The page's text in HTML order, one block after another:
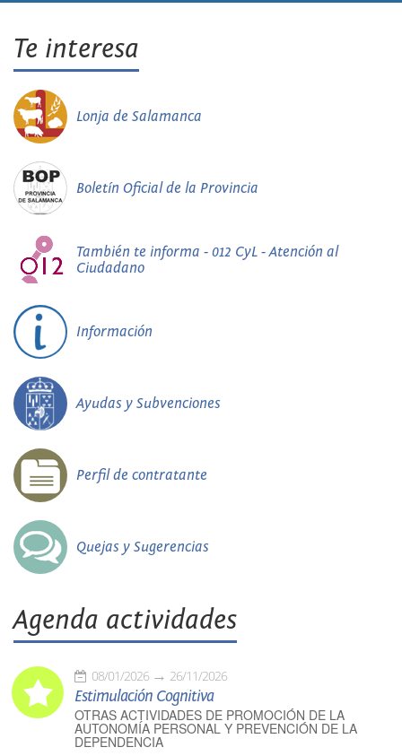
Te interesa
Lonja de Salamanca
Boletín Oficial de la Provincia
También te informa - 012 CyL - Atención al
Ciudadano
Información
Ayudas y Subvenciones
Perfil de contratante
Quejas y Sugerencias
Agenda actividades
08/01/2026 26/11/2026
Estimulación Cognitiva
OTRAS ACTIVIDADES DE PROMOCIÓN DE LA
AUTONOMÍA PERSONAL Y PREVENCIÓN DE LA
DEPENDENCIA